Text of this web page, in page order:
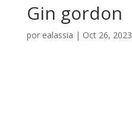
Gin gordon
por ealassia | Oct 26, 2023